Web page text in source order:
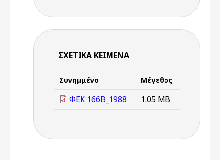
ΣΧΕΤΙΚΆ ΚΕΊΜΕΝΑ
Συνημμένο Μέγεθος
ΦΕΚ 166Β_1988 1.05 MB